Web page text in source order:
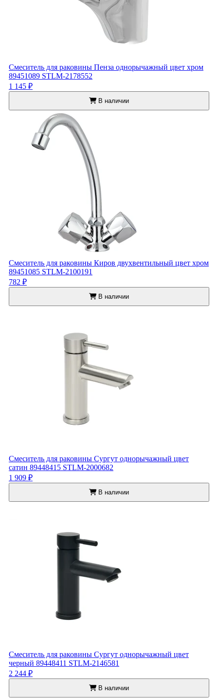
Смеситель для раковины Пенза однорычажный цвет хром
89451089 STLM-2178552
1 145 ₽
В наличии
Смеситель для раковины Киров двухвентильный цвет хром
89451085 STLM-2100191
782 ₽
В наличии
Смеситель для раковины Сургут однорычажный цвет
сатин 89448415 STLM-2000682
1 909 ₽
В наличии
Смеситель для раковины Сургут однорычажный цвет
черный 89448411 STLM-2146581
2 244 ₽
В наличии